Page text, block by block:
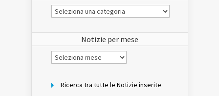
Le
Notizie
Notizie per mese
Notizie
per
Ricerca tra tutte le Notizie inserite